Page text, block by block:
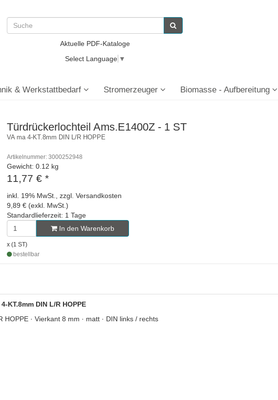
Aktuelle PDF-Kataloge
Select Language ▼
& Werkstattbedarf Stromerzeuger Biomasse - Aufbereitung
Türdrückerlochteil Ams.E1400Z - 1 ST
VA ma 4-KT.8mm DIN L/R HOPPE
Artikelnummer: 3000252948
Gewicht: 0.12 kg
11,77 € *
inkl. 19% MwSt., zzgl. Versandkosten
9,89 € (exkl. MwSt.)
Standardlieferzeit: 1 Tage
In den Warenkorb
x (1 ST)
bestellbar
KT.8mm DIN L/R HOPPE
· Vierkant 8 mm · matt · DIN links / rechts